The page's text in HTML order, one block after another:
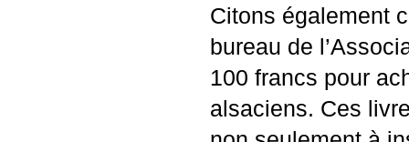
Citons également
bureau de
100 francs pour
alsaciens. Ces